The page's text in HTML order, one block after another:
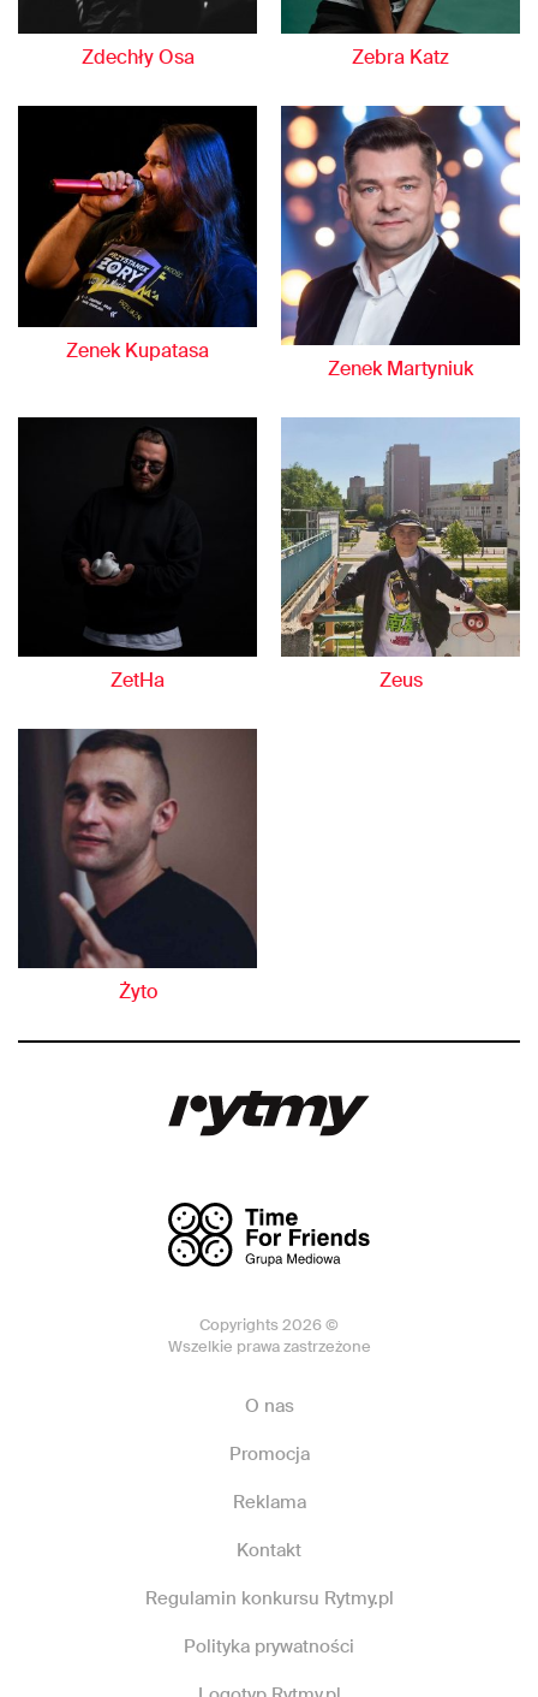
Zdechły Osa Zebra Katz
Zenek Kupatasa
Zenek Martyniuk
ZetHa Zeus
Żyto
Copyrights 2026 ©
Wszelkie prawa zastrzeżone
O nas
Promocja
Reklama
Kontakt
Regulamin konkursu Rytmy.pl
Polityka prywatności